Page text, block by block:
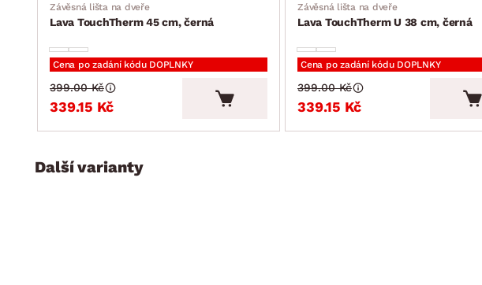
Závěsná lišta na dveře
Lava TouchTherm 45 cm, černá
Cena po zadání kódu DOPLNKY
339.15 Kč
399.00 Kč
Závěsná lišta na dveře
Lava TouchTherm U 38 cm, černá
Cena po zadání kódu DOPLNKY
339.15 Kč
399.00 Kč
Další varianty